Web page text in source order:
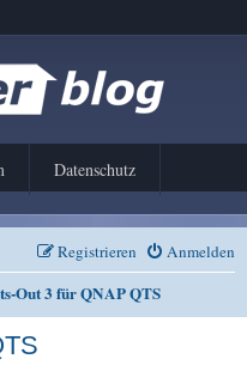
Datenschutz
Anmelden
Registrieren
Out 3 für QNAP QTS